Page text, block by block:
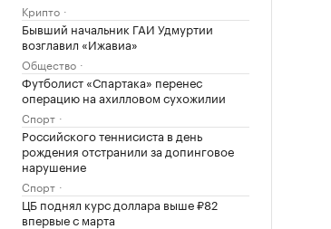
Крипто
Бывший начальник ГАИ Удмуртии
возглавил «Ижавиа»
Общество
Футболист «Спартака» перенес
операцию на ахилловом сухожилии
Спорт
Российского теннисиста в день
рождения отстранили за допинговое
нарушение
Спорт
ЦБ поднял курс доллара выше ₽82
впервые с марта